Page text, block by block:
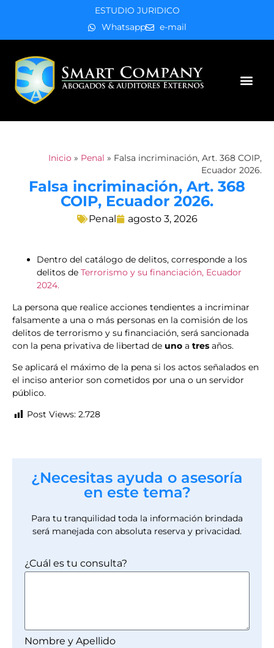
ESTUDIO JURIDICO
Whatsapp
e-mail
Inicio » Penal » Falsa incriminación, Art. 368 COIP,
Ecuador 2026.
Falsa incriminación, Art. 368
COIP, Ecuador 2026.
Penal agosto 3, 2026
Dentro del catálogo de delitos, corresponde a los
delitos de Terrorismo y su financiación, Ecuador
2024.
La persona que realice acciones tendientes a incriminar
falsamente a una o más personas en la comisión de los
delitos de terrorismo y su financiación, será sancionada
con la pena privativa de libertad de uno a tres años.
Se aplicará el máximo de la pena si los actos señalados en
el inciso anterior son cometidos por una o un servidor
público.
Post Views: 2.728
¿Necesitas ayuda o asesoría
en este tema?
Para tu tranquilidad toda la información brindada
será manejada con absoluta reserva y privacidad.
¿Cuál es tu consulta?
Nombre y Apellido